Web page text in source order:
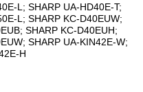
L; SHARP UA-HD40E-T;
L; SHARP KC-D40EUW;
SHARP KC-D40EUH;
SHARP UA-KIN42E-W;
H